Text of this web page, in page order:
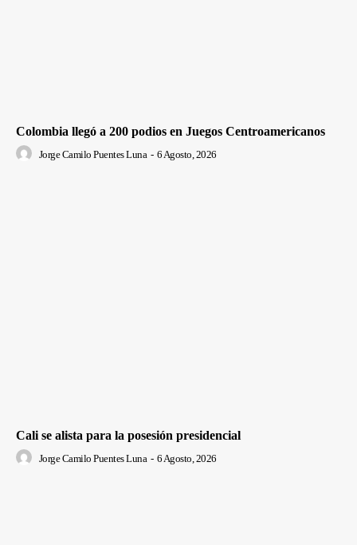
Colombia llegó a 200 podios en Juegos Centroamericanos
Jorge Camilo Puentes Luna - 6 Agosto, 2026
Cali se alista para la posesión presidencial
Jorge Camilo Puentes Luna - 6 Agosto, 2026